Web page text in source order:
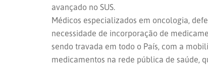
avançado no SUS.
Médicos especializados em oncologia,
necessidade de incorporação de
sendo travada em todo o País, com a
medicamentos na rede pública de saúde,